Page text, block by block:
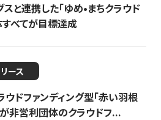
と連携した「ゆめ•まちクラウド
すべてが目標達成
ース
ウドファンディング型「赤い羽根
非営利団体のクラウドフ...